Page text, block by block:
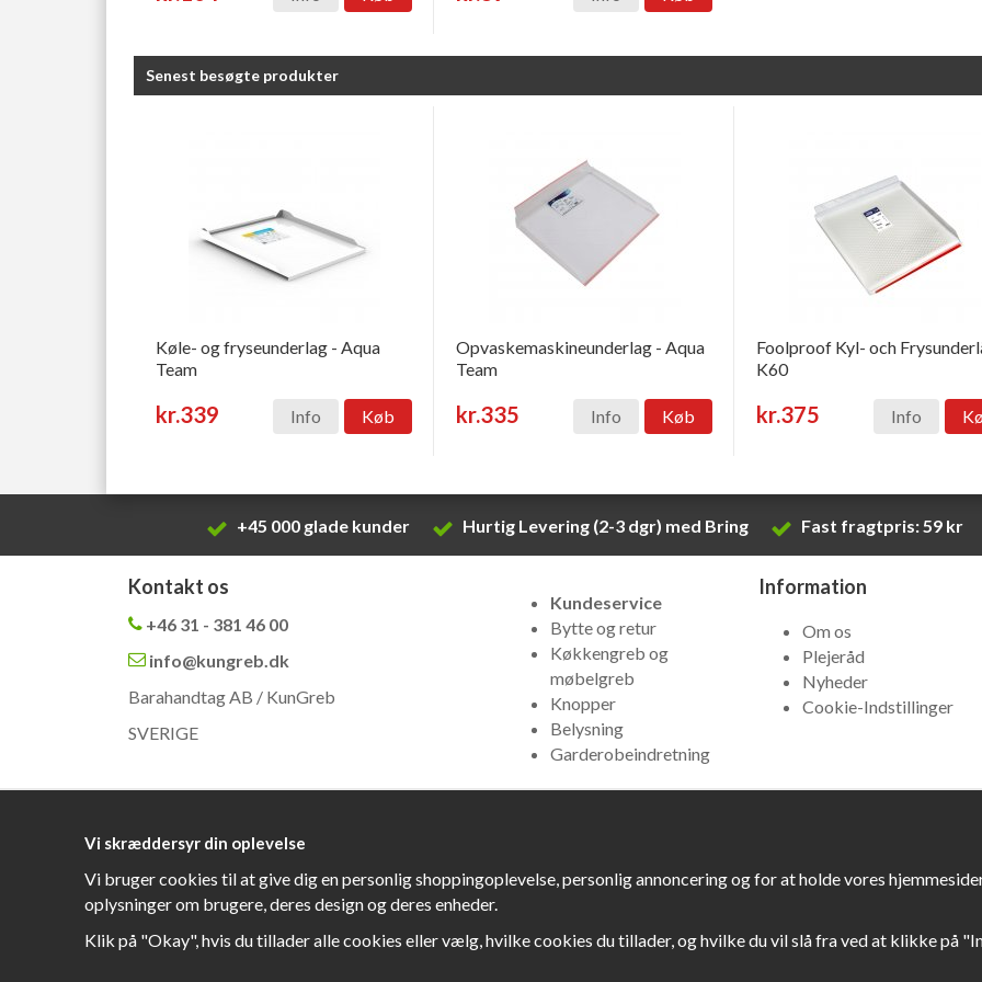
Senest besøgte produkter
Køle- og fryseunderlag - Aqua
Team
kr.339 Info Køb
Opvaskemaskineunderlag - Aqua
Team
kr.335 Info Køb
Foolproof Kyl- och
K60
kr.375 Info
+45 000 glade kunder Hurtig Levering (2-3 dgr) med Bring Fast fragtpris: 59 kr
Kontakt os
+46 31 - 381 46 00
info@kungreb.dk
Barahandtag AB / KunGreb
SVERIGE
Kundeservice
Bytte og retur
Køkkengreb og
møbelgreb
Knopper
Belysning
Garderobeindretning
Information
Om os
Plejeråd
Nyheder
Cookie-Indstillinger
Vi skræddersyr din oplevelse
Vi bruger cookies til at give dig en personlig shoppingoplevelse, personlig annoncering og for at holde vores
oplysninger om brugere, deres design og deres enheder.
Klik på "Okay", hvis du tillader alle cookies eller vælg, hvilke cookies du tillader, og hvilke du vil slå fra ved at klikke på